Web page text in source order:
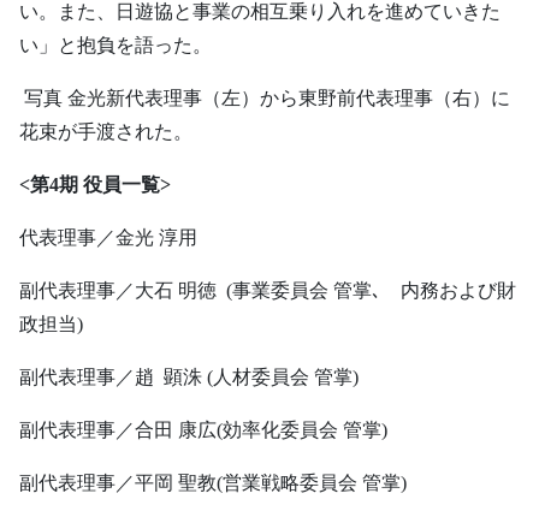
い。また、日遊協と事業の相互乗り入れを進めていきた
い」と抱負を語った。
写真 金光新代表理事（左）から東野前代表理事（右）に
花束が手渡された。
<第4期 役員一覧>
代表理事／金光 淳用
副代表理事／大石 明徳 (事業委員会 管掌､ 内務および財
政担当)
副代表理事／趙 顕洙 (人材委員会 管掌)
副代表理事／合田 康広(効率化委員会 管掌)
副代表理事／平岡 聖教(営業戦略委員会 管掌)